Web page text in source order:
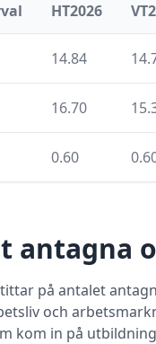
HT2026
14.84
16.70
0.60
antagna
på antalet
och
kom in på